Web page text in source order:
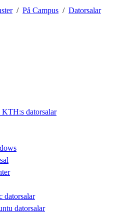
På Campus Datorsalar
datorsalar
datorsalar
datorsalar